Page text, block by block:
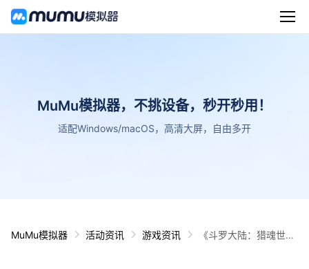
MuMu模拟器，不挑设备，秒开秒用！
适配Windows/macOS，高清大屏，自由多开
MuMu模拟器 活动资讯 游戏资讯
《斗罗大陆：猎魂世